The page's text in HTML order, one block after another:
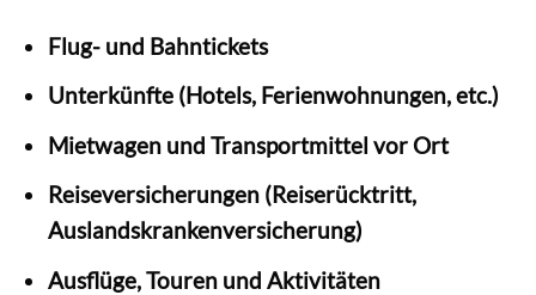
Flug- und Bahntickets
Unterkünfte (Hotels, Ferienwohnungen, etc.)
Mietwagen und Transportmittel vor Ort
Reiseversicherungen (Reiserücktritt,
Auslandskrankenversicherung)
Ausflüge, Touren und Aktivitäten